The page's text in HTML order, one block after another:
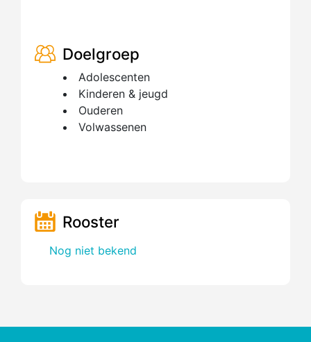
Doelgroep
Adolescenten
Kinderen & jeugd
Ouderen
Volwassenen
Rooster
Nog niet bekend